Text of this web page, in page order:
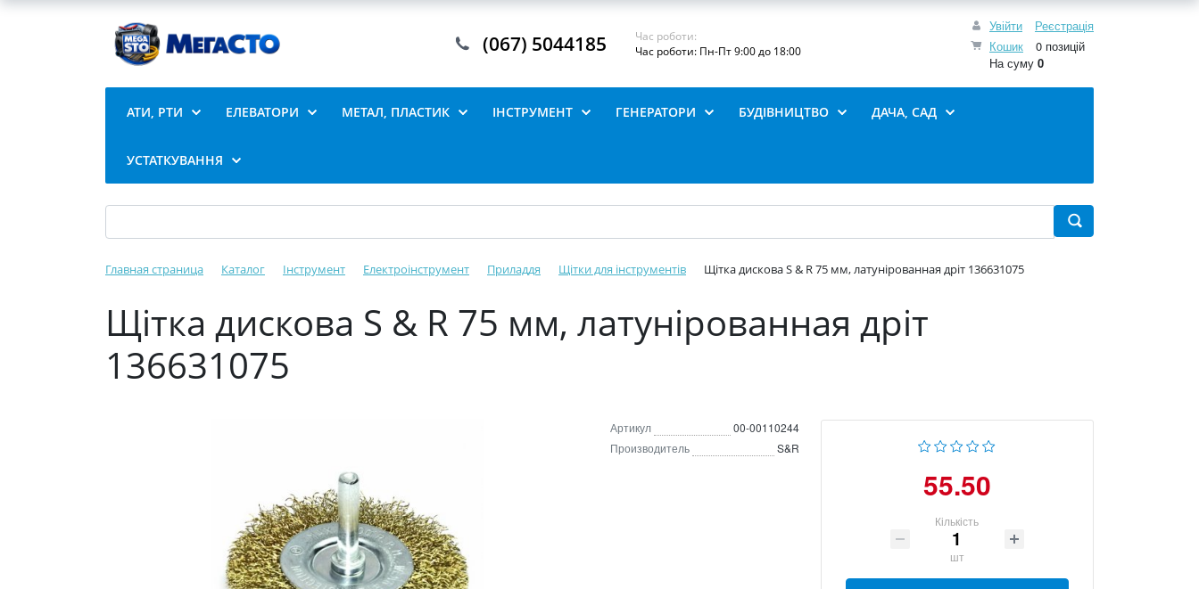
Увійти
Реєстрація
Кошик
0 позицій
На суму 0
(067) 5044185
Час роботи:
Час роботи: Пн-Пт 9:00 до 18:00
АТИ, РТИ ЕЛЕВАТОРИ МЕТАЛ, ПЛАСТИК ІНСТРУМЕНТ ГЕНЕРАТОРИ БУДІВНИЦТВО ДАЧА, САД
УСТАТКУВАННЯ
Главная страница Каталог Інструмент Електроінструмент Приладдя Щітки для інструментів Щітка дискова S & R 75 мм, латунірованная дріт 136631075
Щітка дискова S & R 75 мм, латунірованная дріт
136631075
Артикул
00-00110244
Производитель
S&R
55.50
Кількість
шт